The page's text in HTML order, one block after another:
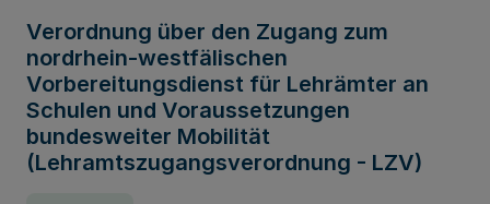
Verordnung über den Zugang zum
nordrhein-westfälischen
Vorbereitungsdienst für Lehrämter an
Schulen und Voraussetzungen
bundesweiter Mobilität
(Lehramtszugangsverordnung - LZV)